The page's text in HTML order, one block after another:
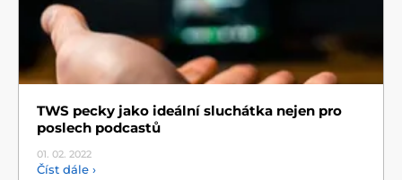
TWS pecky jako ideální sluchátka nejen pro
poslech podcastů
01. 02. 2022
Číst dále ›